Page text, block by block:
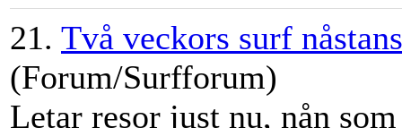
21. Två veckors surf
(Forum/Surfforum)
Letar resor just nu, nån